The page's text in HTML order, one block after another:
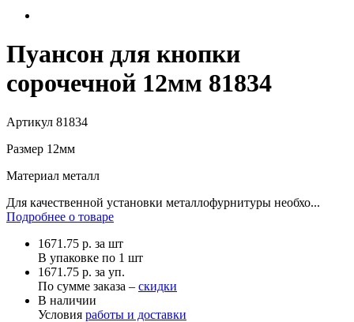
Пуансон для кнопки
сорочечной 12мм 81834
Артикул 81834
Размер 12мм
Материал металл
Для качественной установки металлофурнитуры необхо...
Подробнее о товаре
1671.75 р. за шт
В упаковке по 1 шт
1671.75 р. за уп.
По сумме заказа – скидки
В наличии
Условия работы и доставки